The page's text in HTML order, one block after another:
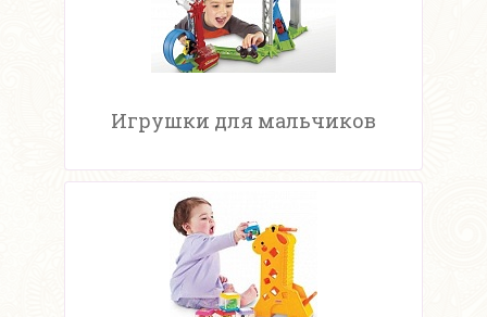
Игрушки для мальчиков